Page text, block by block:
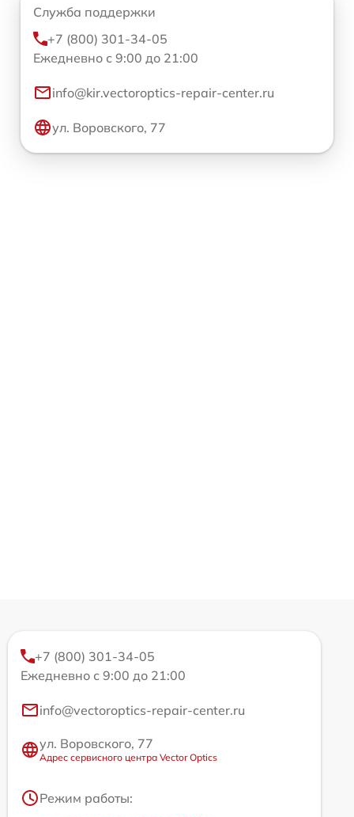
Служба поддержки
+7 (800) 301-34-05
Ежедневно с 9:00 до 21:00
info@kir.vectoroptics-repair-center.ru
ул. Воровского, 77
+7 (800) 301-34-05
Ежедневно с 9:00 до 21:00
info@vectoroptics-repair-center.ru
ул. Воровского, 77
Адрес сервисного центра Vector Optics
Режим работы: